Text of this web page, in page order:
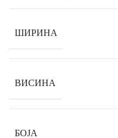
ШИРИНА
ВИСИНА
БОЈА